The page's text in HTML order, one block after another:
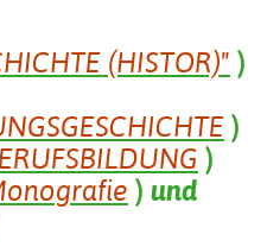
(HISTOR)" )
)
)
) und